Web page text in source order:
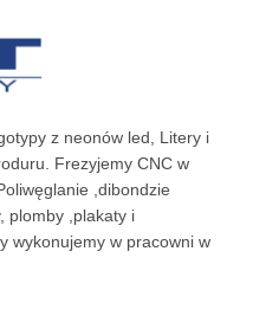
z neonów led, Litery i
Frezyjemy CNC w
,dibondzie
plomby ,plakaty i
wykonujemy w pracowni w